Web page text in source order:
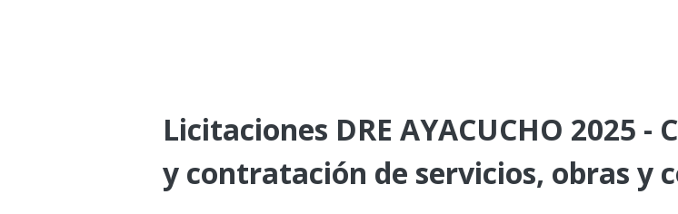
Licitaciones DRE AYACUCHO 2025 -
y contratación de servicios, obras y